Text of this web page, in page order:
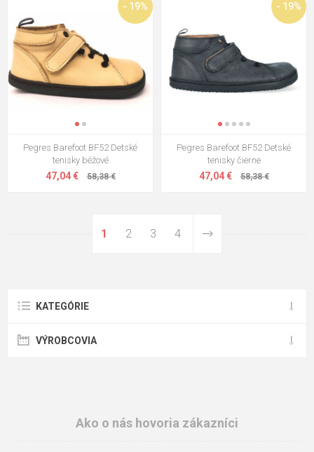
- 19%
Pegres Barefoot BF52 Detské
tenisky béžové
47,04 € 58,38 €
- 19%
Pegres Barefoot BF52 Detské
tenisky čierne
47,04 € 58,38 €
1 2 3 4
KATEGÓRIE
VÝROBCOVIA
Ako o nás hovoria zákazníci